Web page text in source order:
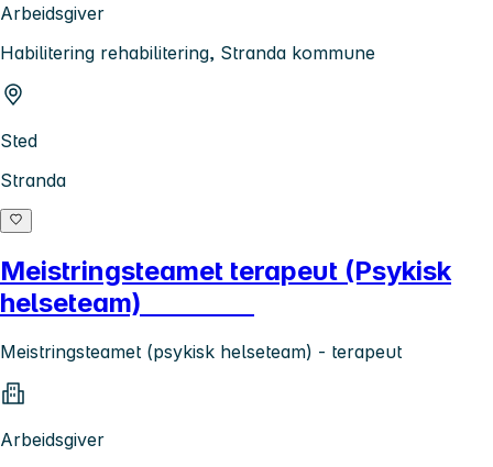
Arbeidsgiver
Habilitering rehabilitering, Stranda kommune
Sted
Stranda
Meistringsteamet terapeut (Psykisk
helseteam)
Meistringsteamet (psykisk helseteam) - terapeut
Arbeidsgiver